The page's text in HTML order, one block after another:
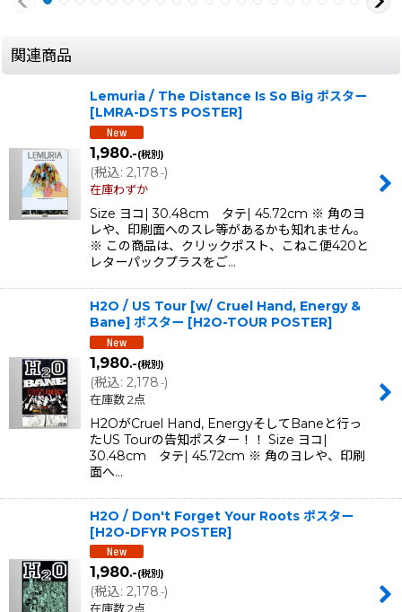
関連商品
Lemuria / The Distance Is So Big ポスター
[LMRA-DSTS POSTER]
1,980.-(税別)
(税込: 2,178.-)
在庫わずか
Size ヨコ| 30.48cm タテ| 45.72cm ※ 角のヨ
レや、印刷面へのスレ等があるかも知れません。
※ この商品は、クリックポスト、こねこ便420と
レターパックプラスをご…
H2O / US Tour [w/ Cruel Hand, Energy &
Bane] ポスター [H2O-TOUR POSTER]
1,980.-(税別)
(税込: 2,178 .-)
在庫数 2点
H2OがCruel Hand, EnergyそしてBaneと行っ
たUS Tourの告知ポスター！！ Size ヨコ|
30.48cm タテ| 45.72cm ※ 角のヨレや、印刷
面へ…
H2O / Don't Forget Your Roots ポスター
[H2O-DFYR POSTER]
1,980.-(税別)
(税込: 2,178.-)
在庫数 2点